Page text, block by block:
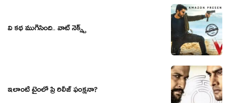
వి క‌థ ముగిసింది.. వాట్ నెక్స్ట్
ఇలాంటి టైంలో ప్రి రిలీజ్ ఫంక్షనా?